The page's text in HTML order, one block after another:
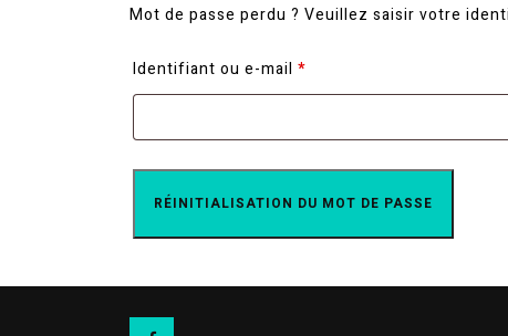
Mot de passe perdu ? Veuillez saisir votre
Identifiant ou e-mail *Obligatoire
RÉINITIALISATION DU MOT DE PASSE